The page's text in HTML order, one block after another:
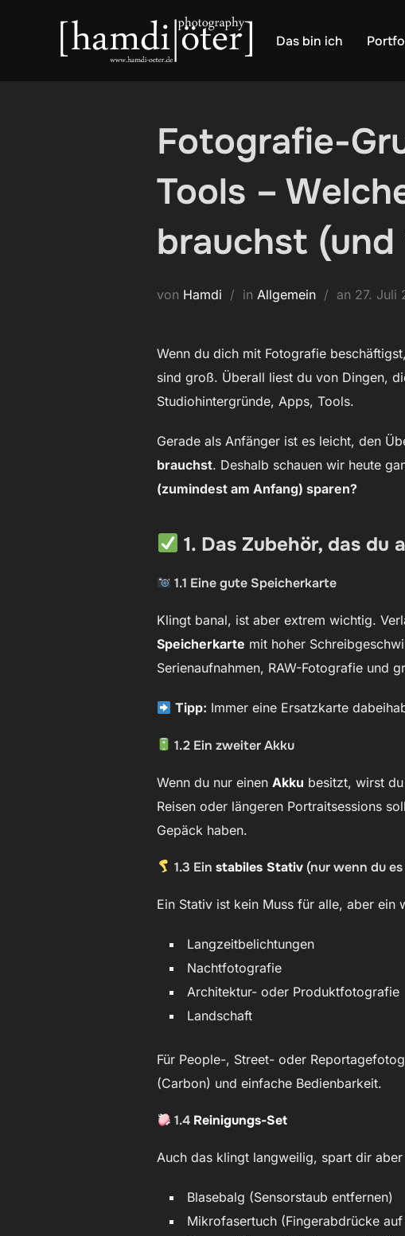
Das bin ich
Fotografie-
Tools –
brauchst
von Hamdi in Allgemein an 27. Juli
Wenn du dich mit Fotografie
sind groß. Überall liest du von Dingen,
Studiohintergründe, Apps, Tools.
Gerade als Anfänger ist es leicht, den
brauchst. Deshalb schauen wir heute
(zumindest am Anfang) sparen?
1. Das Zubehör, das
1.1 Eine gute Speicherkarte
Klingt banal, ist aber extrem wichtig.
Speicherkarte mit hoher
Serienaufnahmen, RAW-Fotografie und
Tipp: Immer eine Ersatzkarte
1.2 Ein zweiter Akku
Wenn du nur einen Akku besitzt, wirst
Reisen oder längeren Portraitsessions
Gepäck haben.
1.3 Einstabiles Stativ (nur wenn du
Ein Stativ ist kein Muss für alle, aber ein
Langzeitbelichtungen
Nachtfotografie
Architektur- oder Produktfotografie
Landschaft
Für People-, Street- oder
(Carbon) und einfache Bedienbarkeit.
1.4 Reinigungs-Set
Auch das klingt langweilig, spart dir
Blasebalg (Sensorstaub entfernen)
Mikrofasertuch (Fingerabdrücke auf